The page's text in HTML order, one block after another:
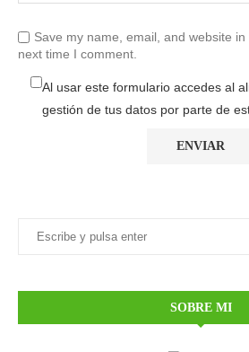
Save my name, email, and website
next time I comment.
Al usar este formulario accedes al
gestión de tus datos por parte de
SOBRE MI